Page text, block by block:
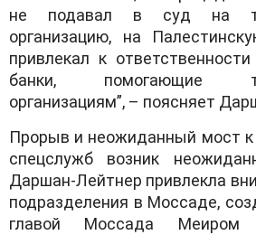
не подавал в суд на
организацию, на
привлекал к
банки, помогающие
организациям”, – поясняет
Прорыв и неожиданный мост к
спецслужб возник
Даршан-Лейтнер привлекла
подразделения в Моссаде,
главой Моссада Меиром